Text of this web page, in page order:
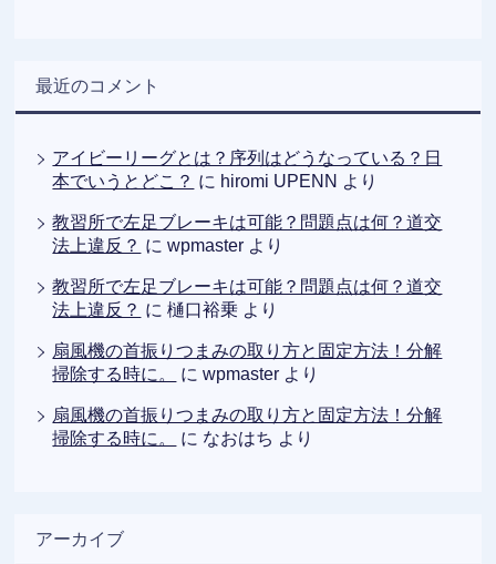
最近のコメント
アイビーリーグとは？序列はどうなっている？日
本でいうとどこ？ に hiromi UPENN より
教習所で左足ブレーキは可能？問題点は何？道交
法上違反？ にwpmaster より
教習所で左足ブレーキは可能？問題点は何？道交
法上違反？ に樋口裕乗 より
扇風機の首振りつまみの取り方と固定方法！分解
掃除する時に。
にwpmaster より
扇風機の首振りつまみの取り方と固定方法！分解
掃除する時に。
に なおはち より
アーカイブ